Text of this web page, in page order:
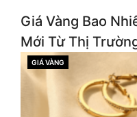
Giá Vàng Bao
Mới Từ Thị
CATEGORIES
GIÁ VÀNG